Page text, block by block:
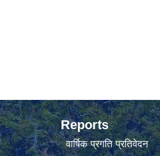
Reports
वार्षिक प्रगति प्रतिवेदन